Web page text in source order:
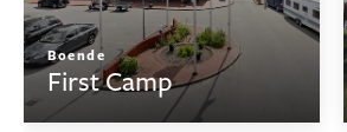
Boende
First Camp